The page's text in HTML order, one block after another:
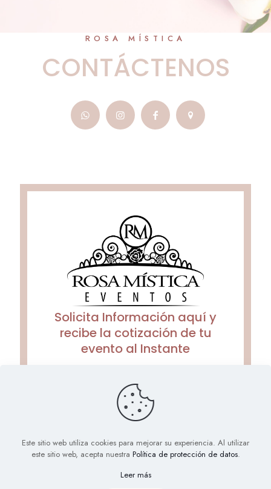
ROSA MÍSTICA
CONTÁCTENOS
Solicita Información aquí y
recibe la cotización de tu
evento al Instante
Este sitio web utiliza cookies para mejorar su experiencia. Al utilizar
este sitio web, acepta nuestra Política de protección de datos.
Leer más